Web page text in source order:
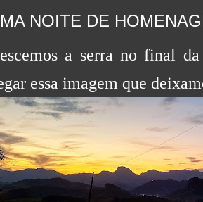
NOITE DE
a serra no final
essa imagem que